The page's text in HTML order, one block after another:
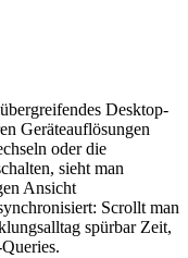
Desktop-
Geräteauflösungen
oder die
sieht man
Ansicht
Scrollt man
spürbar Zeit,